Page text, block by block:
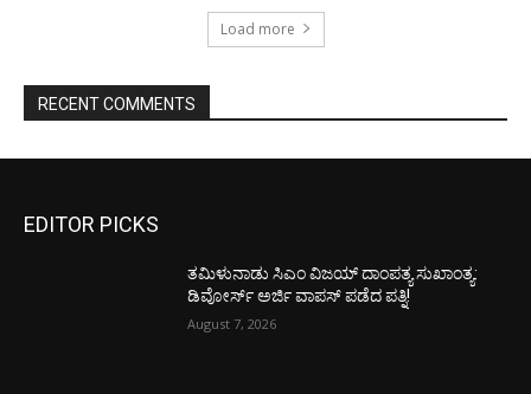
Load more
RECENT COMMENTS
EDITOR PICKS
ತಮಿಳುನಾಡು ಸಿಎಂ ವಿಜಯ್‌ ದಾಂಪತ್ಯ ಸುಖಾಂತ್ಯ:
ಡಿವೋರ್ಸ್‌ ಅರ್ಜಿ ವಾಪಸ್‌ ಪಡೆದ ಪತ್ನಿ!
August 7, 2026